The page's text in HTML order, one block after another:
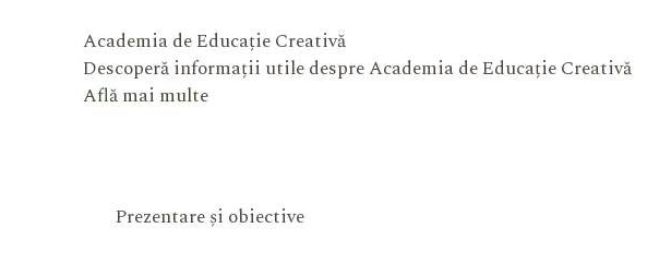
Academia de Educație Creativă
Descoperă informații utile despre Academia de Educație Creativă
Află mai multe
Prezentare și obiective